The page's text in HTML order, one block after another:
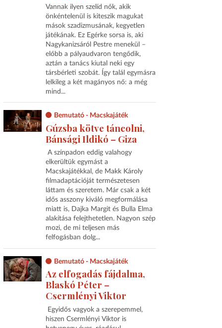
Vannak ilyen szelíd nők, akik
önkéntelenül is kiteszik magukat
mások szadizmusának, kegyetlen
játékának. Ez Egérke sorsa is, aki
Nagykanizsáról Pestre menekül –
előbb a pályaudvaron tengődik,
aztán a tanács kiutal neki egy
társbérleti szobát. Így talál egymásra
lelkileg a két magányos nő: a még
mind...
Bemutató - Macskajáték
Gúzsba kötve táncolni,
Bánsági Ildikó – Giza
A színpadon eddig valahogy
elkerültük egymást a
Macskajátékkal, de Makk Károly
filmadaptációját természetesen
láttam és szeretem. Már csak a két
idős asszony kiváló megformálása
miatt is, Dajka Margit és Bulla Elma
alakítása felejthetetlen. Nagyon szép
mozi, de mi teljesen más
felfogásban dolg...
Bemutató - Macskajáték
Az elfogadás fájdalma,
Blaskó Péter –
Csermlényi Viktor
Egyidős vagyok a szerepemmel,
hiszen Csermlényi Viktor is